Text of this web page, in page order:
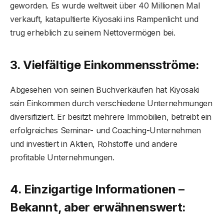
geworden. Es wurde weltweit über 40 Millionen Mal
verkauft, katapultierte Kiyosaki ins Rampenlicht und
trug erheblich zu seinem Nettovermögen bei.
3. Vielfältige Einkommensströme:
Abgesehen von seinen Buchverkäufen hat Kiyosaki
sein Einkommen durch verschiedene Unternehmungen
diversifiziert. Er besitzt mehrere Immobilien, betreibt ein
erfolgreiches Seminar- und Coaching-Unternehmen
und investiert in Aktien, Rohstoffe und andere
profitable Unternehmungen.
4. Einzigartige Informationen –
Bekannt, aber erwähnenswert: